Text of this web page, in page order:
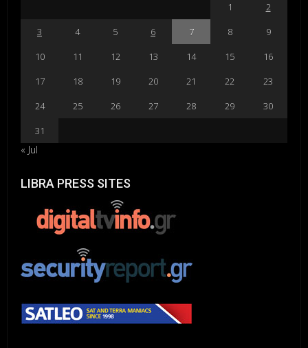
1
2
3
4 5 6 7 8
9
10
11 12 13 14 15
16
17
18 19 20 21 22
23
24
25 26 27 28 29
30
31
« Jul
LIBRA PRESS SITES